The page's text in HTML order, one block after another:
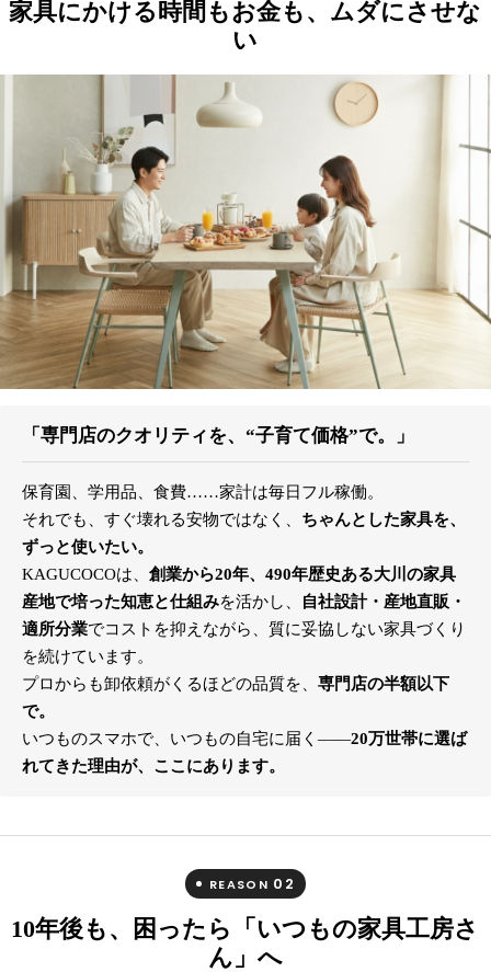
家具にかける時間もお金も、ムダにさせな
い
「専門店のクオリティを、“子育て価格”で。」
保育園、学用品、食費……家計は毎日フル稼働。
それでも、すぐ壊れる安物ではなく、 ちゃんとした家具を、
ずっと使いたい。
KAGUCOCOは、 創業から20年、490年歴史ある大川の家具
産地で培った知恵と仕組みを活かし、
自社設計・産地直販・
適所分業でコストを抑えながら、質に妥協しない家具づくり
を続けています。
プロからも卸依頼がくるほどの品質を、 専門店の半額以下
で。
いつものスマホで、いつもの自宅に届く――20万世帯に選ば
れてきた理由が、ここにあります。
REASON 02
10年後も、困ったら「いつもの家具工房さ
ん」へ